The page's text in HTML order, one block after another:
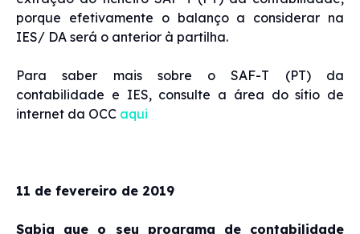
porque efetivamente o balanço a considerar na
IES/ DA será o anterior à partilha.
Para saber mais sobre o SAF-T (PT) da
contabilidade e IES, consulte a área do sítio de
internet da OCC aqui
11 de fevereiro de 2019
Sabia que o seu programa de contabilidade